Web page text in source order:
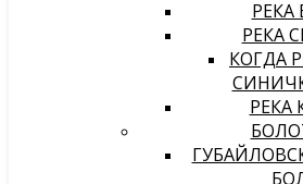
РЕКА
РЕКА
КОГДА
РЕКА